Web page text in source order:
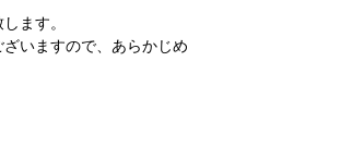
ます。
いますので、あらかじめ